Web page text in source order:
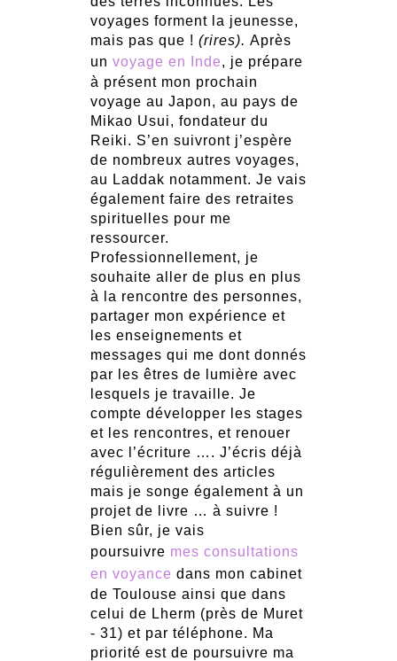
voyages forment la jeunesse,
mais pas que ! (rires). Après
un voyage en Inde, je prépare
à présent mon prochain
voyage au Japon, au pays de
Mikao Usui, fondateur du
Reiki. S’en suivront j’espère
de nombreux autres voyages,
au Laddak notamment. Je vais
également faire des retraites
spirituelles pour me
ressourcer.
Professionnellement, je
souhaite aller de plus en plus
à la rencontre des personnes,
partager mon expérience et
les enseignements et
messages qui me dont donnés
par les êtres de lumière avec
lesquels je travaille. Je
compte développer les stages
et les rencontres, et renouer
avec l’écriture …. J’écris déjà
régulièrement des articles
mais je songe également à un
projet de livre … à suivre !
Bien sûr, je vais
poursuivre mes consultations
en voyance dans mon cabinet
de Toulouse ainsi que dans
celui de Lherm (près de Muret
- 31) et par téléphone. Ma
priorité est de poursuivre ma